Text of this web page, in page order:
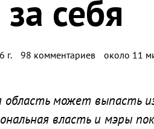
себя
г. 98 комментариев около 11
область может выпасть
власть и мэры